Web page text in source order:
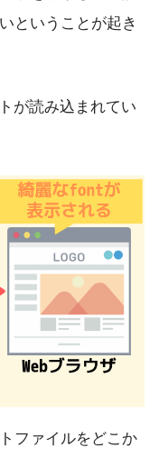
ということが起き
が読み込まれてい
ファイルをどこか